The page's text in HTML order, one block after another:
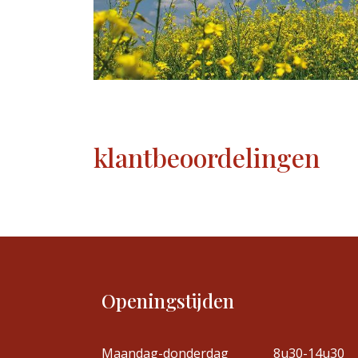
klantbeoordelingen
Openingstijden
Maandag-donderdag 8u30-14u30